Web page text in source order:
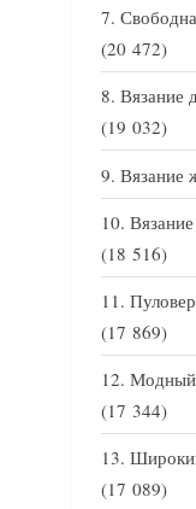
(20 472)
Вязание
(19 032)
Вязание
(18 516)
(17 869)
Модный
(17 344)
(17 089)